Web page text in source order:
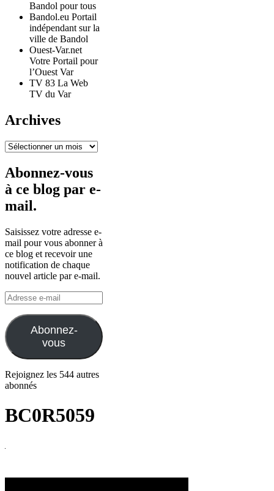
Bandol pour tous
Bandol.eu Portail
indépendant sur la
ville de Bandol
Ouest-Var.net
Votre Portail pour
l’Ouest Var
TV 83 La Web
TV du Var
Archives
Archives
Abonnez-vous
à ce blog par e-
mail.
Saisissez votre adresse e-
mail pour vous abonner à
ce blog et recevoir une
notification de chaque
nouvel article par e-mail.
Adresse
e-
mail
Abonnez-
vous
Rejoignez les 544 autres
abonnés
BC0R5059